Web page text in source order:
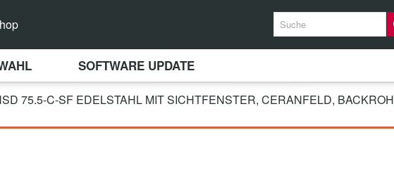
SOFTWARE UPDATE
75.5-C-SF EDELSTAHL MIT SICHTFENSTER, CERANFELD,